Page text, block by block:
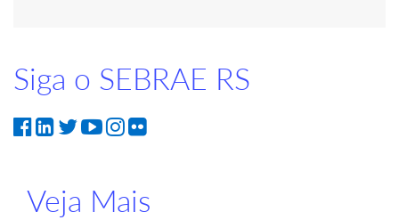
Siga o SEBRAE RS
Veja Mais